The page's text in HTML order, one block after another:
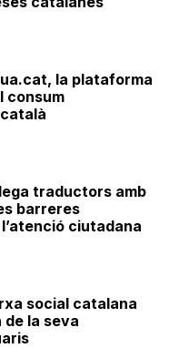
la plataforma
consum
traductors amb
barreres
ciutadana
social catalana
la seva